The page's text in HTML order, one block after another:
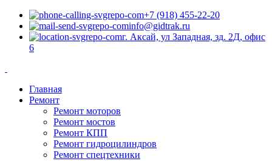
+7 (918) 455-22-20
info@gidtrak.ru
г. Аксай, ул Западная, зд. 2Д, офис
6
Главная
Ремонт
Ремонт моторов
Ремонт мостов
Ремонт КПП
Ремонт гидроцилиндров
Ремонт спецтехники